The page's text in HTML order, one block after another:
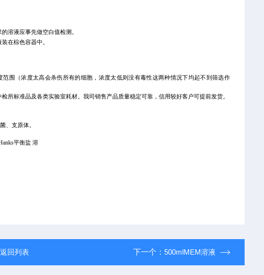
溶液应事先做空白值检测。
在棕色容器中。
围（浓度太高会杀伤所有的细胞，浓度太低则没有毒性这两种情况下均起不到筛选作
检所标准品及各类实验室耗材。我司销售产品质量稳定可靠，信用较好客户可提前发货。
、支原体。
平衡盐 溶
返回列表 下一个： 500mlMEM溶液